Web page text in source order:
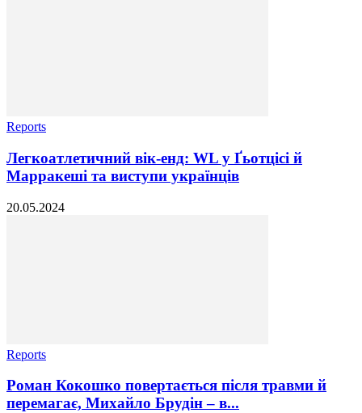
Reports
Легкоатлетичний вік-енд: WL у Ґьотцісі й
Марракеші та виступи українців
20.05.2024
Reports
Роман Кокошко повертається після травми й
перемагає, Михайло Брудін – в...